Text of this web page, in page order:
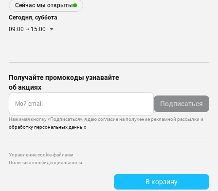
В корзину
Сейчас мы открыты
Сегодня, суббота
09:00
15:00
Получайте промокоды узнавайте
об акциях
Подписаться
Нажимая кнопку «Подписаться», я даю согласие на получение рекламной рассылки и
обработку персональных данных
Управление cookie-файлами
Политика конфиденциальности